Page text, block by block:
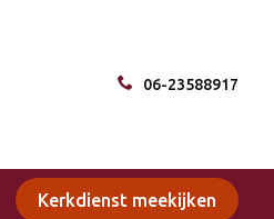
06-23588917
Kerkdienst meekijken